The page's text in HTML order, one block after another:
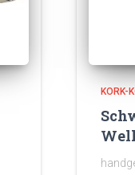
KORK-